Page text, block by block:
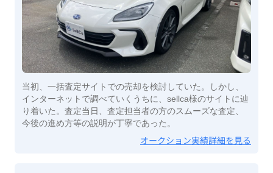
当初、一括査定サイトでの売却を検討していた。しかし、
インターネットで調べていくうちに、sellca様のサイトに辿
り着いた。査定当日、査定担当者の方のスムーズな査定、
今後の進め方等の説明が丁寧であった。
オークション実績詳細を見る